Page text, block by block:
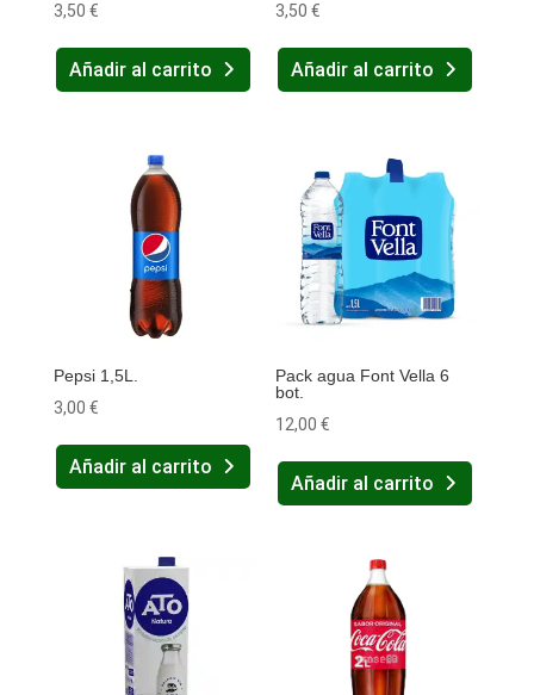
3,50 €
Añadir al carrito
3,50€
Añadir al carrito
Pepsi 1,5L.
3,00 €
Añadir al carrito
Pack agua Font Vella 6
bot.
12,00€
Añadir al carrito